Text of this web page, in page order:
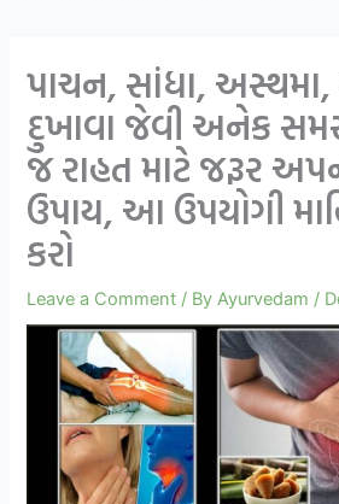
પાચન, સાંધા, અસ્થમા,
દુખાવા જેવી અનેક
જ રાહત માટે જરૂર
ઉપાય, આ ઉપયોગી
કરો
Leave a Comment / ByAyurvedam /